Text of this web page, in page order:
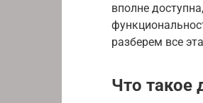
вполне
разберем все
Что такое